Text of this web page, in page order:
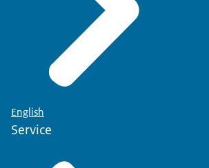
English
Service